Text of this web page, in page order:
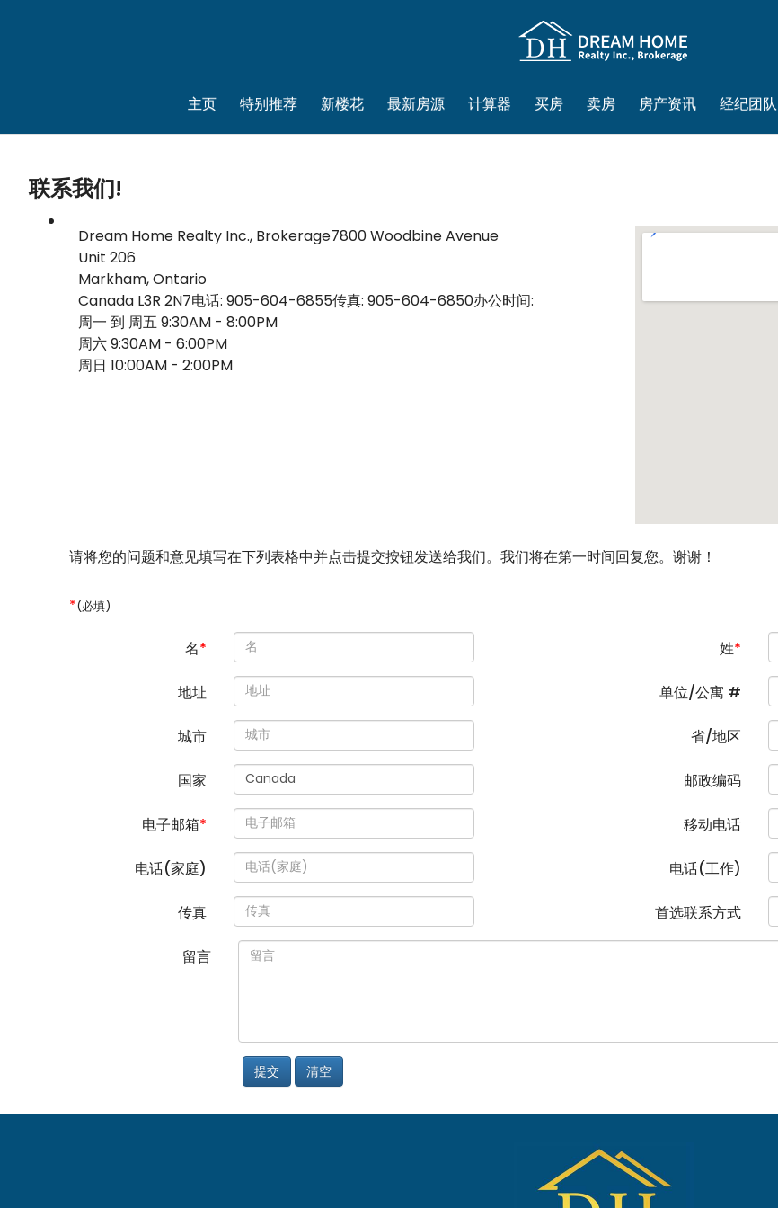
主页 特别推荐 新楼花 最新房源 计算器 买房 卖房 房产资讯 经纪团队
联系我们!
Dream Home Realty Inc., Brokerage7800 Woodbine Avenue
Unit 206
Markham, Ontario
Canada L3R 2N7电话: 905-604-6855传真: 905-604-6850办公时间:
周一 到 周五 9:30AM - 8:00PM
周六 9:30AM - 6:00PM
周日 10:00AM - 2:00PM
请将您的问题和意见填写在下列表格中并点击提交按钮发送给我们。我们将在第一时间回复您。谢谢！
*(必填)
名* 姓*
地址 单位/公寓 #
城市 省/地区
国家 邮政编码
电子邮箱* 移动电话
电话(家庭) 电话(工作)
传真 首选联系方式
留言